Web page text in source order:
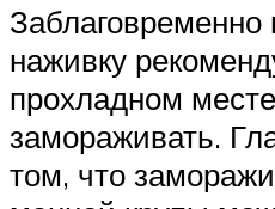
Заблаговременно
наживку
прохладном
замораживать.
том, что